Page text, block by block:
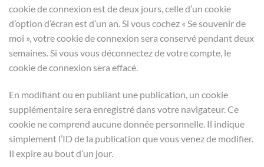
cookie de connexion est de deux jours, celle d’un cookie
d’option d’écran est d’un an. Si vous cochez « Se souvenir de
moi », votre cookie de connexion sera conservé pendant deux
semaines. Si vous vous déconnectez de votre compte, le
cookie de connexion sera effacé.
En modifiant ou en publiant une publication, un cookie
supplémentaire sera enregistré dans votre navigateur. Ce
cookie ne comprend aucune donnée personnelle. Il indique
simplement l’ID de la publication que vous venez de modifier.
Il expire au bout d’un jour.